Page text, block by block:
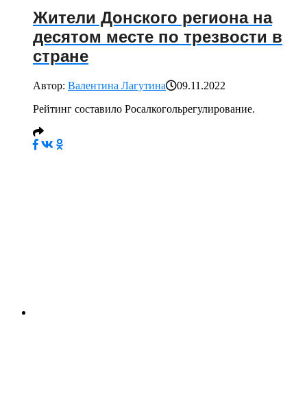
Жители Донского региона на
десятом месте по трезвости в
стране
Автор: Валентина Лагутина
09.11.2022
Рейтинг составило Росалкогольрегулирование.